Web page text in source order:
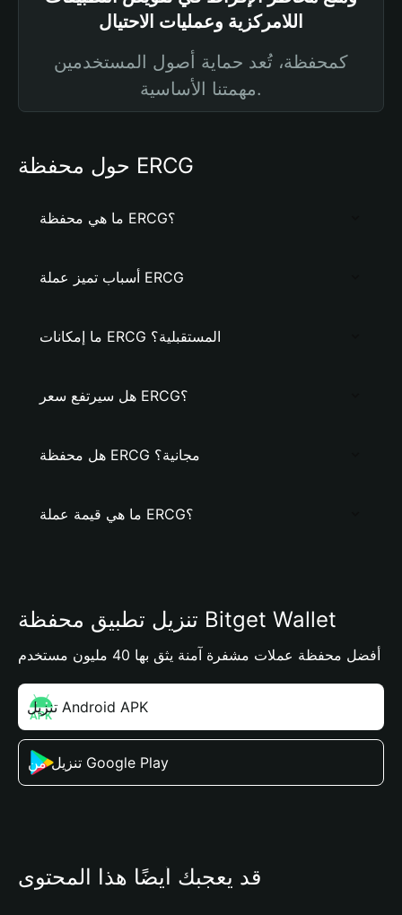
اللامركزية وعمليات الاحتيال
كمحفظة، تُعد حماية أصول المستخدمين
مهمتنا الأساسية.
حول محفظة ERCG
ما هي محفظة ERCG؟
أسباب تميز عملة ERCG
ما إمكانات ERCG المستقبلية؟
هل سيرتفع سعر ERCG؟
هل محفظة ERCG مجانية؟
ما هي قيمة عملة ERCG؟
تنزيل تطبيق محفظة Bitget Wallet
أفضل محفظة عملات مشفرة آمنة يثق بها 40 مليون مستخدم
تنزيل Android APK
تنزيل من Google Play
قد يعجبك أيضًا هذا المحتوى